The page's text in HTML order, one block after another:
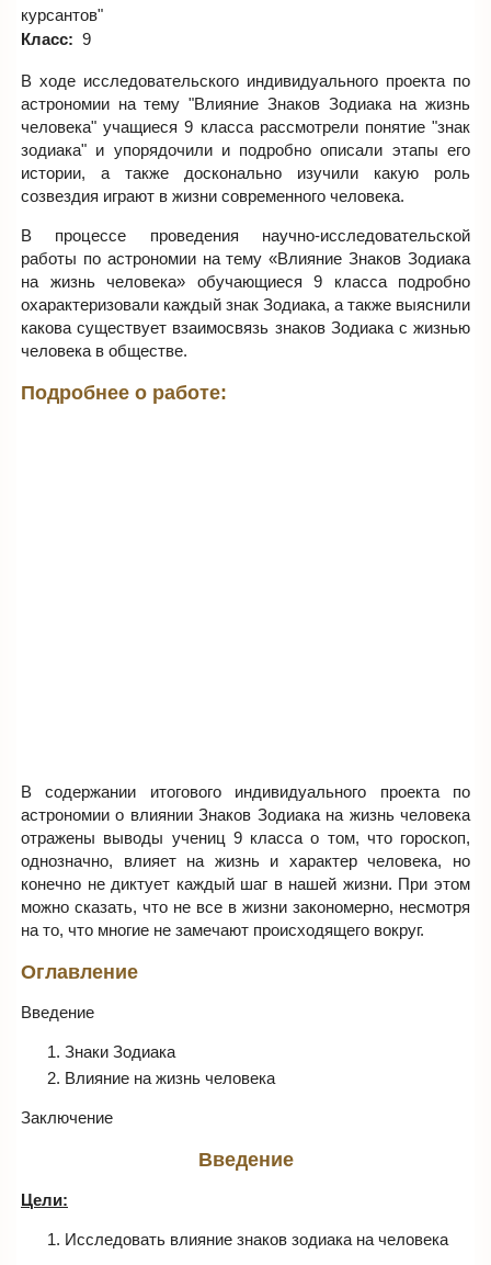
курсантов"
Класс: 9
В ходе исследовательского индивидуального проекта по
астрономии на тему "Влияние Знаков Зодиака на жизнь
человека" учащиеся 9 класса рассмотрели понятие "знак
зодиака" и упорядочили и подробно описали этапы его
истории, а также досконально изучили какую роль
созвездия играют в жизни современного человека.
В процессе проведения научно-исследовательской
работы по астрономии на тему «Влияние Знаков Зодиака
на жизнь человека» обучающиеся 9 класса подробно
охарактеризовали каждый знак Зодиака, а также выяснили
какова существует взаимосвязь знаков Зодиака с жизнью
человека в обществе.
Подробнее о работе:
В содержании итогового индивидуального проекта по
астрономии о влиянии Знаков Зодиака на жизнь человека
отражены выводы учениц 9 класса о том, что гороскоп,
однозначно, влияет на жизнь и характер человека, но
конечно не диктует каждый шаг в нашей жизни. При этом
можно сказать, что не все в жизни закономерно, несмотря
на то, что многие не замечают происходящего вокруг.
Оглавление
Введение
Знаки Зодиака
Влияние на жизнь человека
Заключение
Введение
Цели:
Исследовать влияние знаков зодиака на человека